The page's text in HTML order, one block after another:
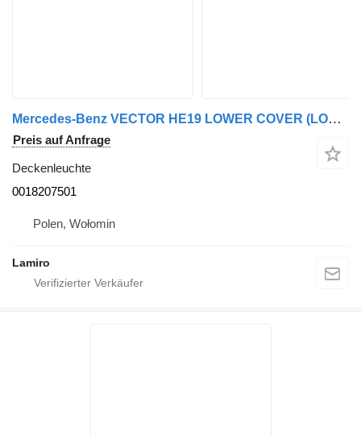
Mercedes-Benz VECTOR HE19 LOWER COVER (LOWER STRAP) 0018207501 Deckenleuchte für Carrier ACTROS MP1 LS (1996-2002) LKW
Preis auf Anfrage
Deckenleuchte
0018207501
Polen, Wołomin
Lamiro